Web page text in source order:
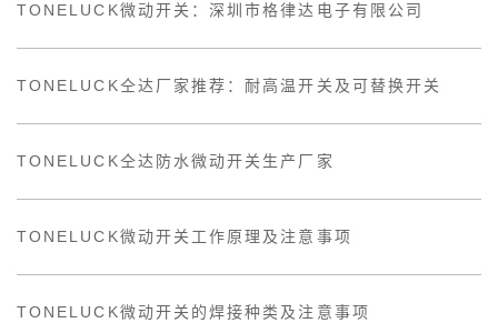
TONELUCK微动开关：深圳市格律达电子有限公司
TONELUCK仝达厂家推荐：耐高温开关及可替换开关
TONELUCK仝达防水微动开关生产厂家
TONELUCK微动开关工作原理及注意事项
TONELUCK微动开关的焊接种类及注意事项